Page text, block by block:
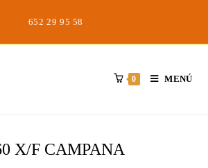
652 29 95 58
0 MENÚ
X/F CAMPANA